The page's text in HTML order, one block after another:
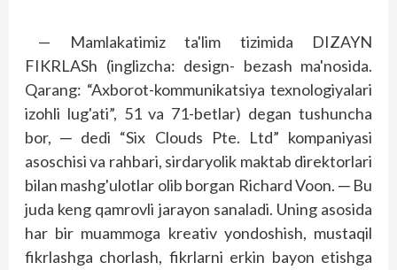
— Mamlakatimiz ta'lim tizimida DIZAYN
FIKRLASh (inglizcha: design- bezash ma'nosida.
Qarang: “Axborot-kommunikatsiya texnologiyalari
izohli lug'ati”, 51 va 71-betlar) degan tushuncha
bor, ─ dedi “Six Clouds Pte. Ltd” kompaniyasi
asoschisi va rahbari, sirdaryolik maktab direktorlari
bilan mashg'ulotlar olib borgan Richard Voon. ─ Bu
juda keng qamrovli jarayon sanaladi. Uning asosida
har bir muammoga kreativ yondoshish, mustaqil
fikrlashga chorlash, fikrlarni erkin bayon etishga